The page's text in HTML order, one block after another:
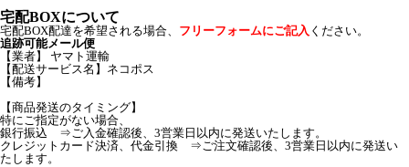
宅配BOXについて
宅配BOX配達を希望される場合、 フリーフォームにご記入 ください。
追跡可能メール便
【業者】 ヤマト運輸
【配送サービス名】ネコポス
【備考】
【商品発送のタイミング】
特にご指定がない場合、
銀行振込 ⇒ご入金確認後、3営業日以内に発送いたします。
クレジットカード決済、代金引換 ⇒ご注文確認後、3営業日以内に発送い
たします。